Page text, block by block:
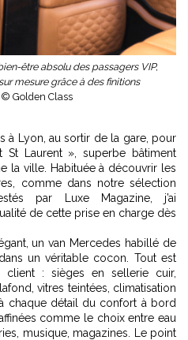
être absolu des passagers VIP,
mesure grâce à des finitions
Golden Class
à Lyon, au sortir de la gare, pour
Laurent », superbe bâtiment
la ville. Habituée à découvrir les
comme dans notre sélection
par Luxe Magazine, j’ai
de cette prise en charge dès
un van Mercedes habillé de
un véritable cocon. Tout est
: sièges en sellerie cuir,
vitres teintées, climatisation
chaque détail du confort à bord
comme le choix entre eau
musique, magazines. Le point